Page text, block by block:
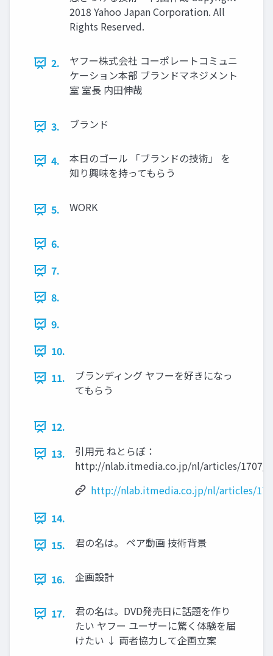
2018 Yahoo Japan Corporation. All
Rights Reserved.
2.
ヤフー株式会社 コーポレートコミュニ
ケーション本部 ブランドマネジメント
室 室⻑ 内⽥伸哉
3. ブランド
4.
本⽇のゴール 「ブランドの技術」 を
知り興味を持ってもらう
5. WORK
6.
7.
8.
9.
10.
11.
ブランディング ヤフーを好きになっ
てもらう
12.
13.
引用元 ねとらぼ：
http://nlab.itmedia.co.jp/nl/articles/1707/
http://nlab.itmedia.co.jp/nl/articles/
14.
15.
君の名は。 ペア動画 技術背景
16. 企画設計
17.
君の名は。DVD発売⽇に話題を作り
たい ヤフー ユーザーに驚く体験を届
けたい ↓ 両者協⼒して企画⽴案